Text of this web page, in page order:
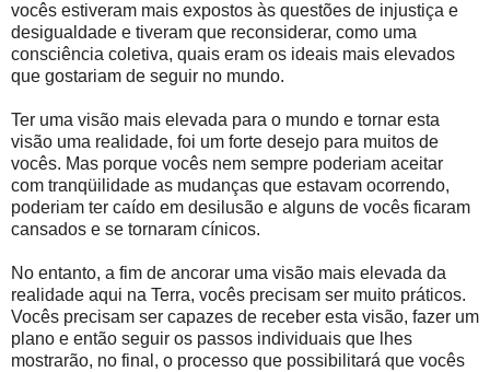
vocês estiveram mais expostos às questões de injustiça e
desigualdade e tiveram que reconsiderar, como uma
consciência coletiva, quais eram os ideais mais elevados
que gostariam de seguir no mundo.
Ter uma visão mais elevada para o mundo e tornar esta
visão uma realidade, foi um forte desejo para muitos de
vocês. Mas porque vocês nem sempre poderiam aceitar
com tranqüilidade as mudanças que estavam ocorrendo,
poderiam ter caído em desilusão e alguns de vocês ficaram
cansados e se tornaram cínicos.
No entanto, a fim de ancorar uma visão mais elevada da
realidade aqui na Terra, vocês precisam ser muito práticos.
Vocês precisam ser capazes de receber esta visão, fazer um
plano e então seguir os passos individuais que lhes
mostrarão, no final, o processo que possibilitará que vocês